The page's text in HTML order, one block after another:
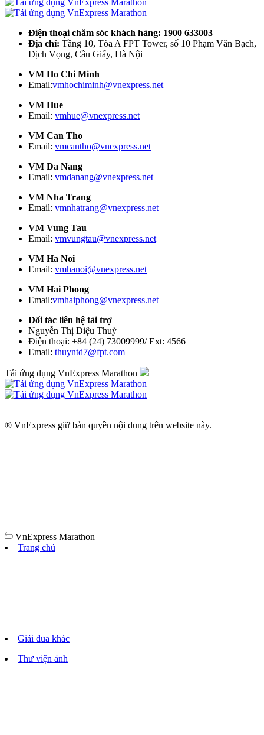
Điện thoại chăm sóc khách hàng: 1900 633003
Địa chỉ: Tầng 10, Tòa A FPT Tower, số 10 Phạm Văn Bạch,
Dịch Vọng, Cầu Giấy, Hà Nội
VM Ho Chi Minh
Email:vmhochiminh@vnexpress.net
VM Hue
Email: vmhue@vnexpress.net
VM Can Tho
Email: vmcantho@vnexpress.net
VM Da Nang
Email: vmdanang@vnexpress.net
VM Nha Trang
Email: vmnhatrang@vnexpress.net
VM Vung Tau
Email: vmvungtau@vnexpress.net
VM Ha Noi
Email: vmhanoi@vnexpress.net
VM Hai Phong
Email:vmhaiphong@vnexpress.net
Đối tác liên hệ tài trợ
Nguyễn Thị Diệu Thuỳ
Điện thoại: +84 (24) 73009999/ Ext: 4566
Email: thuyntd7@fpt.com
Tải ứng dụng VnExpress Marathon
® VnExpress giữ bản quyền nội dung trên website này.
VnExpress Marathon
Trang chủ
Giải đua khác
Thư viện ảnh